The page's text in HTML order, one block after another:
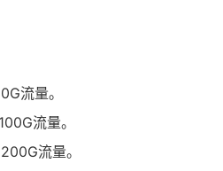
流量。
流量。
流量。